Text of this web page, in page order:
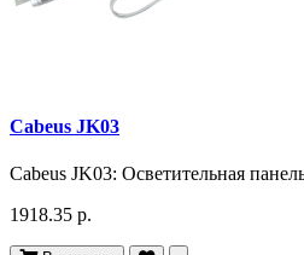
Cabeus JK03
Cabeus JK03: Осветительная
1918.35 р.